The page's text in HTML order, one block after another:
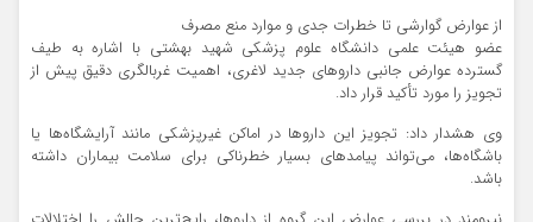
از عوارض گوارشی تا خطرات جدی و موارد منع مصرف
عضو هیئت علمی دانشگاه علوم پزشکی شهید بهشتی با اشاره به طیف
گسترده عوارض جانبی دارو‌های جدید لاغری، اهمیت غربالگری دقیق پیش از
تجویز را مورد تأکید قرار داد.
وی هشدار داد: تجویز این دارو‌ها در اماکن غیرپزشکی مانند آرایشگاه‌ها یا
باشگاه‌ها، می‌تواند پیامد‌های بسیار خطرناکی برای سلامت بیماران داشته
باشد.